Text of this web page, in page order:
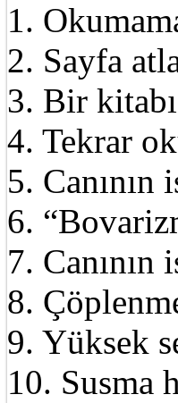
1.
2. Sayfa
3. Bir
4. Tekrar
5.
6.
7.
8.
9. Yüksek
10. Susma